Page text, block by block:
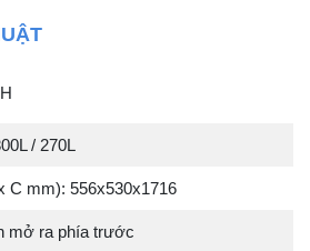
/ 270L
C mm): 556x530x1716
mở ra phía trước